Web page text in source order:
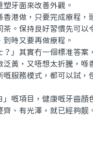
牙面來改善外觀。
港做，只要完成療程，
。保持良好習慣先可以
時又要再做療程。
」其實冇一個標准答案
黃，又唔想太折騰，喺
服務模式，都可以試，
嘅項目，健康嘅牙齒顔
、有光澤，就已經夠靓